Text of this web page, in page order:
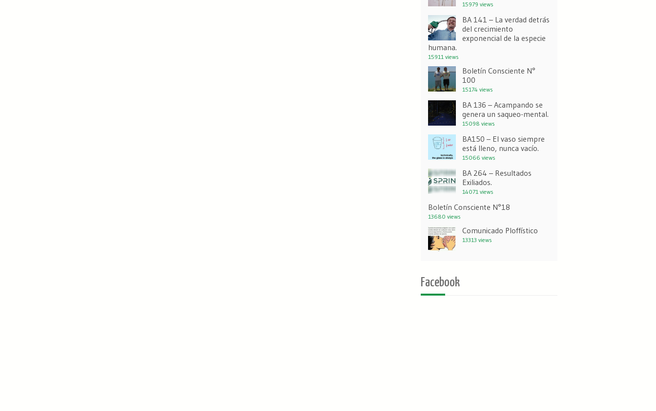
15979 views
BA 141 – La verdad detrás
del crecimiento
exponencial de la especie
humana.
15911 views
Boletín Consciente N°
100
15174 views
BA 136 – Acampando se
genera un saqueo-mental.
15098 views
BA150 – El vaso siempre
está lleno, nunca vacío.
15066 views
BA 264 – Resultados
Exiliados.
14071 views
Boletín Consciente N°18
13680 views
Comunicado Ploffístico
13313 views
Facebook